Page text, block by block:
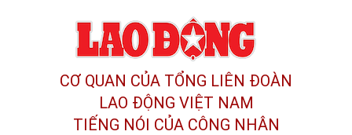
CƠ QUAN CỦA TỔNG LIÊN ĐOÀN
LAO ĐỘNG VIỆT NAM
TIẾNG NÓI CỦA CÔNG NHÂN